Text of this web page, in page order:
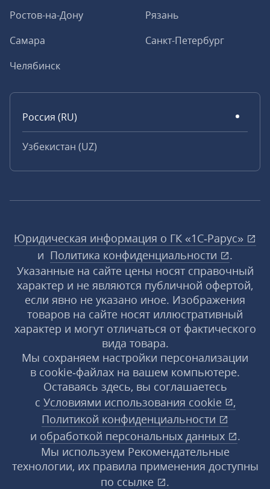
Ростов-на-Дону
Рязань
Самара
Санкт-Петербург
Челябинск
Россия (RU)
Узбекистан (UZ)
Юридическая информация о ГК «1С‑Рарус»
и Политика конфиденциальности
.
Указанные на сайте цены носят справочный
характер и не являются публичной офертой,
если явно не указано иное. Изображения
товаров на сайте носят иллюстративный
характер и могут отличаться от фактического
вида товара.
Мы сохраняем настройки персонализации
в cookie‑файлах на вашем компьютере.
Оставаясь здесь, вы соглашаетесь
с Условиями использования cookie
,
Политикой конфиденциальности
и обработкой персональных данных
.
Мы используем Рекомендательные
технологии, их правила применения доступны
по ссылке
.